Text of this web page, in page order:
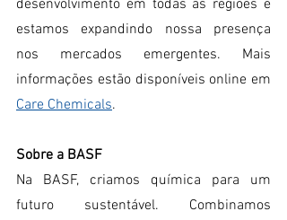
desenvolvimento em todas as regiões e
estamos expandindo nossa presença
nos mercados emergentes. Mais
Care Chemicals.
Sobre a BASF
Na BASF, criamos química para um
futuro sustentável. Combinamos